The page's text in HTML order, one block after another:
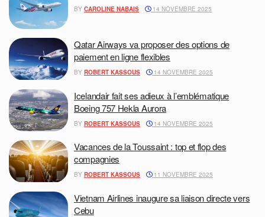
BY CAROLINE NABAIS 14 NOVEMBRE 2025
Qatar Airways va proposer des options de
paiement en ligne flexibles
BY ROBERT KASSOUS 14 NOVEMBRE 2025
Icelandair fait ses adieux à l’emblématique
Boeing 757 Hekla Aurora
BY ROBERT KASSOUS 14 NOVEMBRE 2025
Vacances de la Toussaint : top et flop des
compagnies
BY ROBERT KASSOUS 11 NOVEMBRE 2025
Vietnam Airlines inaugure sa liaison directe vers
Cebu